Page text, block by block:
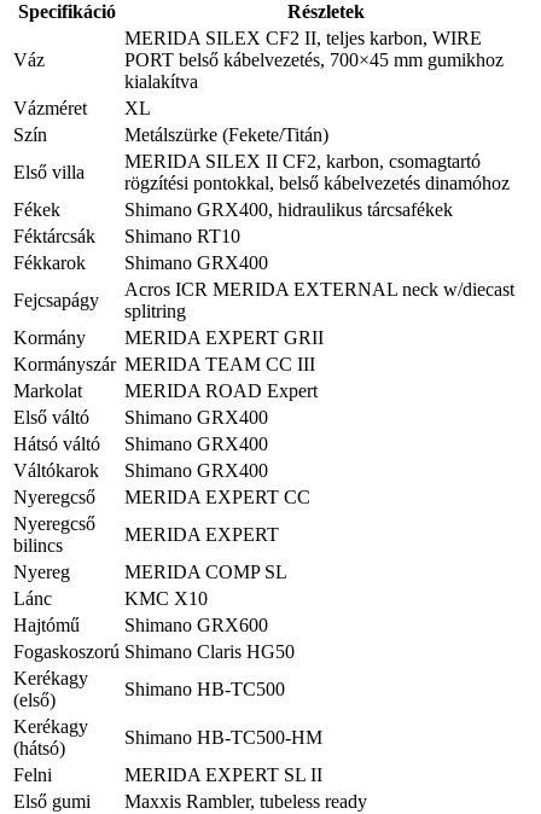
Specifikáció Részletek
Váz
MERIDA SILEX CF2 II, teljes karbon, WIRE
PORT belső kábelvezetés, 700×45 mm gumikhoz
kialakítva
Vázméret
XL
Szín
Metálszürke (Fekete/Titán)
Első villa
MERIDA SILEX II CF2, karbon, csomagtartó
rögzítési pontokkal, belső kábelvezetés dinamóhoz
Fékek
Shimano GRX400, hidraulikus tárcsafékek
Féktárcsák
Shimano RT10
Fékkarok
Shimano GRX400
Fejcsapágy
Acros ICR MERIDA EXTERNAL neck w/diecast
splitring
Kormány
MERIDA EXPERT GRII
Kormányszár MERIDA TEAM CC III
Markolat
MERIDA ROAD Expert
Első váltó
Shimano GRX400
Hátsó váltó
Shimano GRX400
Váltókarok
Shimano GRX400
Nyeregcső
MERIDA EXPERT CC
Nyeregcső
bilincs
MERIDA EXPERT
Nyereg
MERIDA COMP SL
Lánc
KMC X10
Hajtómű
Shimano GRX600
Fogaskoszorú Shimano Claris HG50
Kerékagy
(első)
Shimano HB-TC500
Kerékagy
(hátsó)
Shimano HB-TC500-HM
Felni
MERIDA EXPERT SL II
Első gumi
Maxxis Rambler, tubeless ready